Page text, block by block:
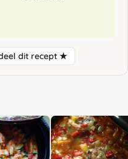
dit recept ★